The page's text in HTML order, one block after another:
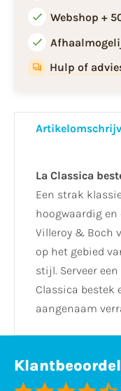
Webshop +
Hulp of
La Classica
Een strak
hoogwaardig en
Villeroy & Boch
op het gebied
stijl. Serveer
Classica bestek
aangenaam